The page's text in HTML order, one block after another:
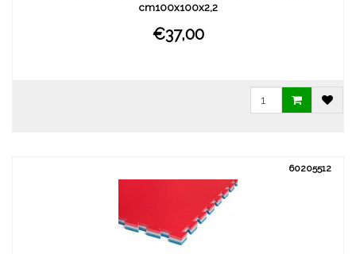
cm100x100x2,2
€37,00
60205512